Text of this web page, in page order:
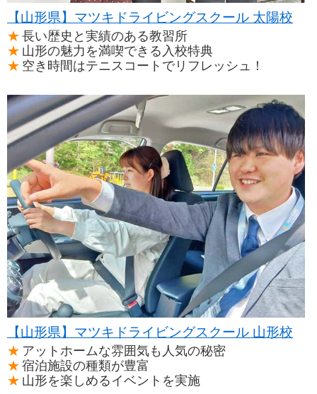
【山形県】マツキドライビングスクール 太陽校
長い歴史と実績のある教習所
山形の魅力を満喫できる入校特典
空き時間はテニスコートでリフレッシュ！
【山形県】マツキドライビングスクール 山形校
アットホームな雰囲気も人気の秘密
宿泊施設の種類が豊富
山形を楽しめるイベントを実施